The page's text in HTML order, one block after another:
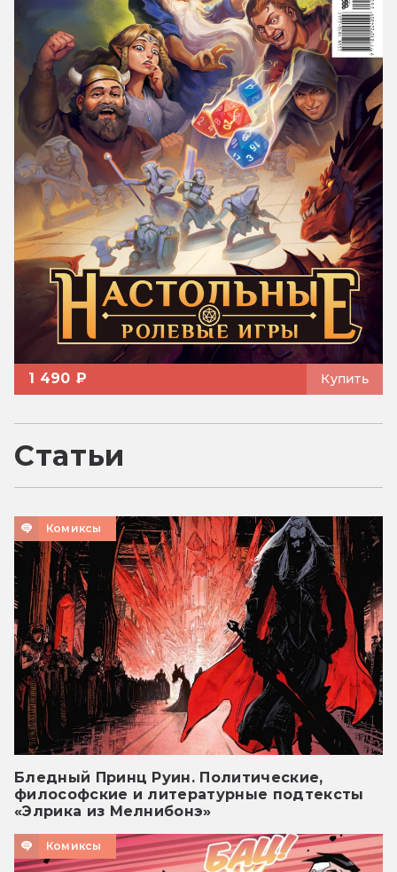
1 490 ₽ Купить
Статьи
Комиксы
Бледный Принц Руин. Политические,
философские и литературные подтексты
«Элрика из Мелнибонэ»
Комиксы